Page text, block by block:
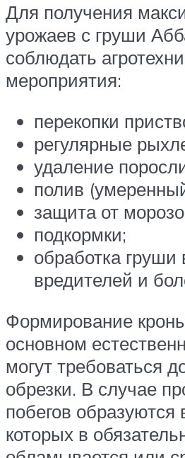
Для получения
урожаев с груши
соблюдать
мероприятия:
перекопки
регулярные
удаление
полив
защита от
подкормки;
обработка груши
вредителей и
Формирование
основном
могут требоваться
обрезки. В случае
побегов образуются
которых в